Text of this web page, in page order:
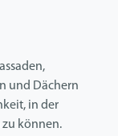
und Dächern
in der
können.